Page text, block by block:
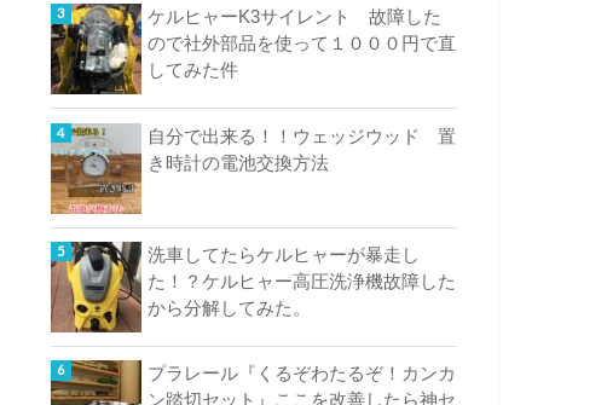
ケルヒャーK3サイレント 故障した
ので社外部品を使って１０００円で直
してみた件
自分で出来る！！ウェッジウッド 置
き時計の電池交換方法
洗車してたらケルヒャーが暴走し
た！？ケルヒャー高圧洗浄機故障した
から分解してみた。
プラレール『くるぞわたるぞ！カンカ
ン踏切セット』ここを改善したら神セ